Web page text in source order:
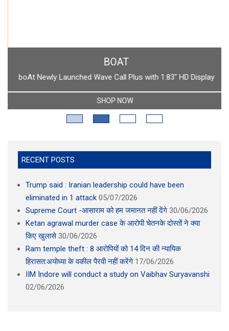
BOAT
boAt Newly Launched Wave Call Plus with 1.83" HD Display
SHOP NOW
RECENT POSTS
Trump said : Iranian leadership could have been
eliminated in 1 attack 05/07/2026
Supreme Court -आसाराम को हम जमानत नहीं देंगे 30/06/2026
Ketan agrawal murder case के आरोपी चेतनके दोस्तों ने क्या
किए खुलासे 30/06/2026
Ram temple theft : 8 आरोपियों को 14 दिन की न्यायिक
हिरासत:अयोध्या के वकील पैरवी नहीं करेंगे 17/06/2026
IIM Indore will conduct a study on Vaibhav Suryavanshi
02/06/2026